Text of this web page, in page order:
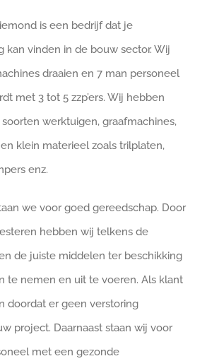
is een bedrijf dat je
kan vinden in de bouw sector. Wij
draaien en 7 man personeel
met 3 tot 5 zzp’ers. Wij hebben
werktuigen, graafmachines,
klein materieel zoals trilplaten,
enz.
we voor goed gereedschap. Door
hebben wij telkens de
de juiste middelen ter beschikking
te nemen en uit te voeren. Als klant
doordat er geen verstoring
project. Daarnaast staan wij voor
met een gezonde